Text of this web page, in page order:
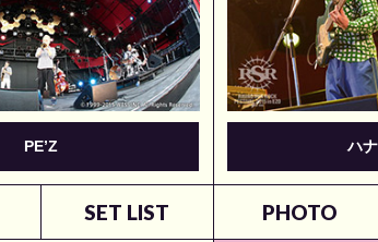
PE’Z
SET LIST
ハ
PHOTO